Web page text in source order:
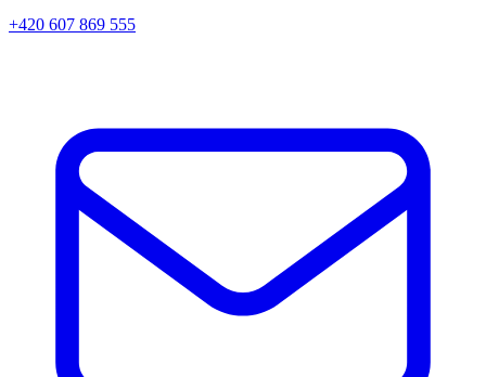
+420 607 869 555